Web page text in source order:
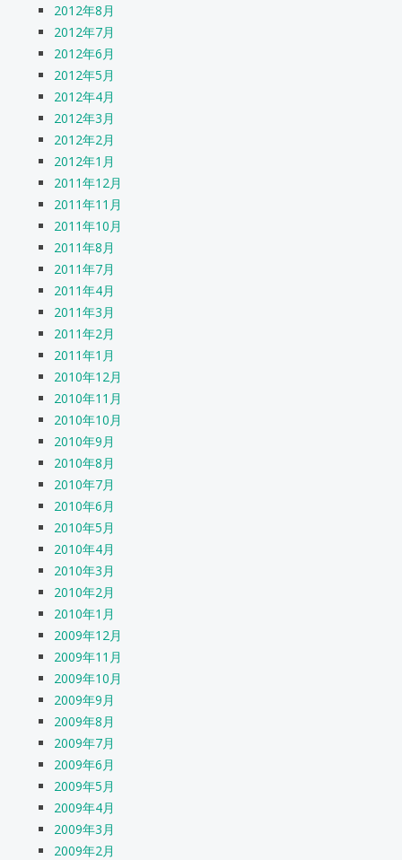
2012年8月
2012年7月
2012年6月
2012年5月
2012年4月
2012年3月
2012年2月
2012年1月
2011年12月
2011年11月
2011年10月
2011年8月
2011年7月
2011年4月
2011年3月
2011年2月
2011年1月
2010年12月
2010年11月
2010年10月
2010年9月
2010年8月
2010年7月
2010年6月
2010年5月
2010年4月
2010年3月
2010年2月
2010年1月
2009年12月
2009年11月
2009年10月
2009年9月
2009年8月
2009年7月
2009年6月
2009年5月
2009年4月
2009年3月
2009年2月